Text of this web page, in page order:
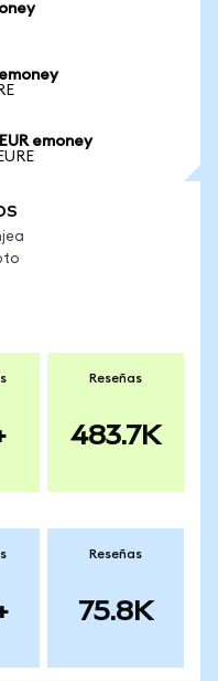
emoney
Reseñas
483.7K
Reseñas
75.8K